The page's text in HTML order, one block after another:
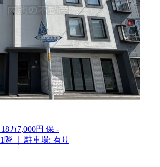
18万7,000円 保 -
1階
駐車場: 有り